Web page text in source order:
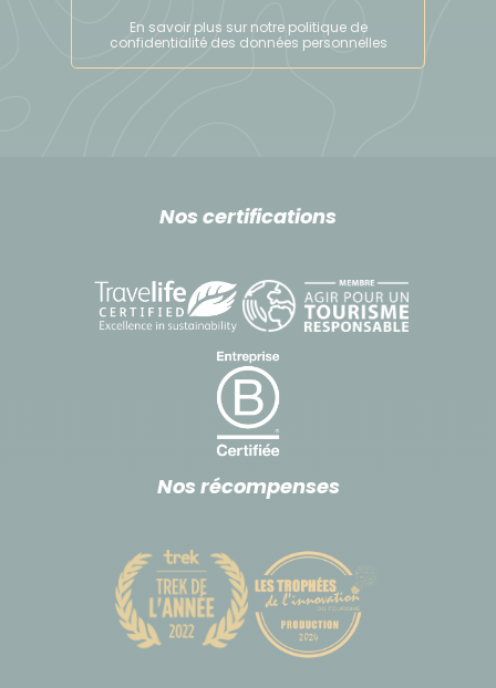
En savoir plus sur notre politique de
confidentialité des données personnelles
Nos certifications
Nos récompenses